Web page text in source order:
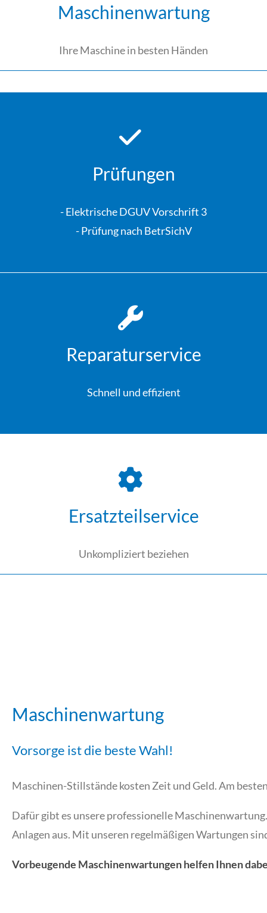
Maschinenwartung
Ihre Maschine in besten Händen
Prüfungen
- Elektrische DGUV Vorschrift 3
- Prüfung nach BetrSichV
Reparaturservice
Schnell und effizient
Ersatzteilservice
Unkompliziert beziehen
Maschinenwartung
Vorsorge ist die beste Wahl!
Maschinen-Stillstände kosten Zeit und Geld. Am
Dafür gibt es unsere professionelle
Anlagen aus. Mit unseren regelmäßigen Wartungen
Vorbeugende Maschinenwartungen helfen Ihnen